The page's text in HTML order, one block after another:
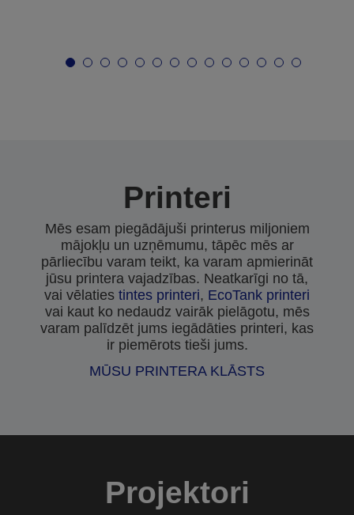
Printeri
Mēs esam piegādājuši printerus miljoniem
mājokļu un uzņēmumu, tāpēc mēs ar
pārliecību varam teikt, ka varam apmierināt
jūsu printera vajadzības. Neatkarīgi no tā,
vai vēlaties tintes printeri, EcoTank printeri
vai kaut ko nedaudz vairāk pielāgotu, mēs
varam palīdzēt jums iegādāties printeri, kas
ir piemērots tieši jums.
MŪSU PRINTERA KLĀSTS
Projektori